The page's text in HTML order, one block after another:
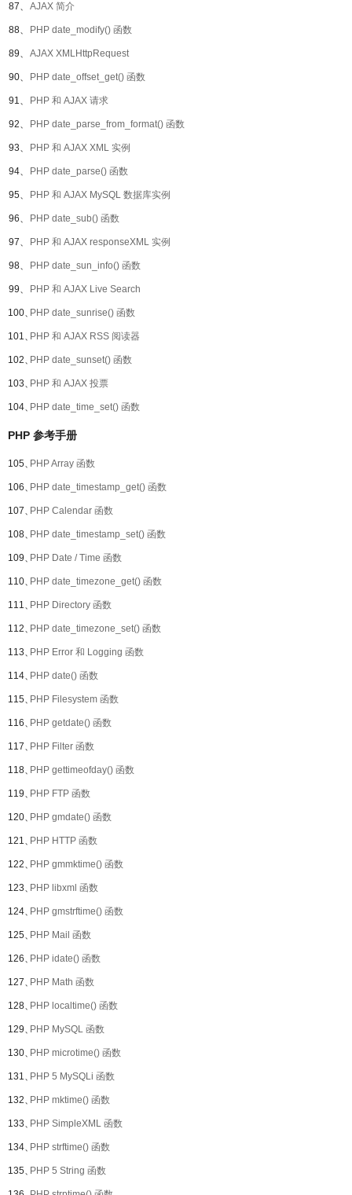
87、 AJAX 简介
88、 PHP date_modify() 函数
89、 AJAX XMLHttpRequest
90、 PHP date_offset_get() 函数
91、 PHP 和 AJAX 请求
92、 PHP date_parse_from_format() 函数
93、 PHP 和 AJAX XML 实例
94、 PHP date_parse() 函数
95、 PHP 和 AJAX MySQL 数据库实例
96、 PHP date_sub() 函数
97、 PHP 和 AJAX responseXML 实例
98、 PHP date_sun_info() 函数
99、 PHP 和 AJAX Live Search
100、PHP date_sunrise() 函数
101、PHP 和 AJAX RSS 阅读器
102、PHP date_sunset() 函数
103、PHP 和 AJAX 投票
104、PHP date_time_set() 函数
PHP 参考手册
105、PHP Array 函数
106、PHP date_timestamp_get() 函数
107、PHP Calendar 函数
108、PHP date_timestamp_set() 函数
109、PHP Date / Time 函数
110、PHP date_timezone_get() 函数
111、PHP Directory 函数
112、PHP date_timezone_set() 函数
113、PHP Error 和 Logging 函数
114、PHP date() 函数
115、PHP Filesystem 函数
116、PHP getdate() 函数
117、PHP Filter 函数
118、PHP gettimeofday() 函数
119、PHP FTP 函数
120、PHP gmdate() 函数
121、PHP HTTP 函数
122、PHP gmmktime() 函数
123、PHP libxml 函数
124、PHP gmstrftime() 函数
125、PHP Mail 函数
126、PHP idate() 函数
127、PHP Math 函数
128、PHP localtime() 函数
129、PHP MySQL 函数
130、PHP microtime() 函数
131、PHP 5 MySQLi 函数
132、PHP mktime() 函数
133、PHP SimpleXML 函数
134、PHP strftime() 函数
135、PHP 5 String 函数